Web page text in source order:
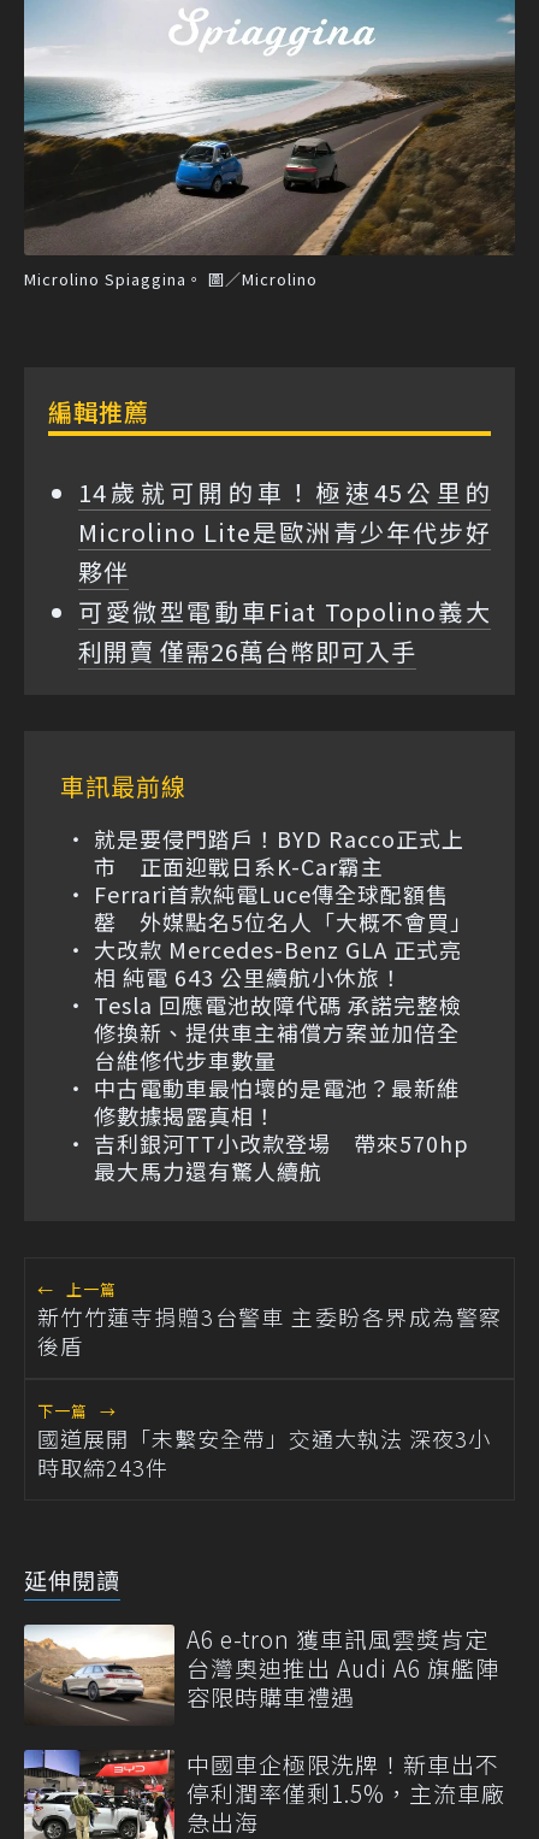
Microlino Spiaggina。 圖／Microlino
編輯推薦
14歲就可開的車！極速45公里的
Microlino Lite是歐洲青少年代步好
夥伴
可愛微型電動車Fiat Topolino義大
利開賣 僅需26萬台幣即可入手
車訊最前線
就是要侵門踏戶！BYD Racco正式上
市 正面迎戰日系K-Car霸主
Ferrari首款純電Luce傳全球配額售
罄 外媒點名5位名人「大概不會買」
大改款 Mercedes-Benz GLA 正式亮
相 純電 643 公里續航小休旅！
Tesla 回應電池故障代碼 承諾完整檢
修換新、提供車主補償方案並加倍全
台維修代步車數量
中古電動車最怕壞的是電池？最新維
修數據揭露真相！
吉利銀河TT小改款登場 帶來570hp
最大馬力還有驚人續航
← 上一篇
新竹竹蓮寺捐贈3台警車 主委盼各界成為警察
後盾
下一篇 →
國道展開「未繫安全帶」交通大執法 深夜3小
時取締243件
延伸閱讀
A6 e-tron 獲車訊風雲獎肯定
台灣奧迪推出 Audi A6 旗艦陣
容限時購車禮遇
中國車企極限洗牌！新車出不
停利潤率僅剩1.5%，主流車廠
急出海